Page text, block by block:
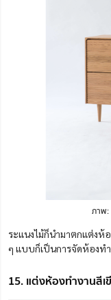
ภาพ:
ระแนงไม้ก็นำมาตกแต่งห้
ๆ แบบก็เป็นการจัดห้องท
15. แต่งห้องทำงานสีเ